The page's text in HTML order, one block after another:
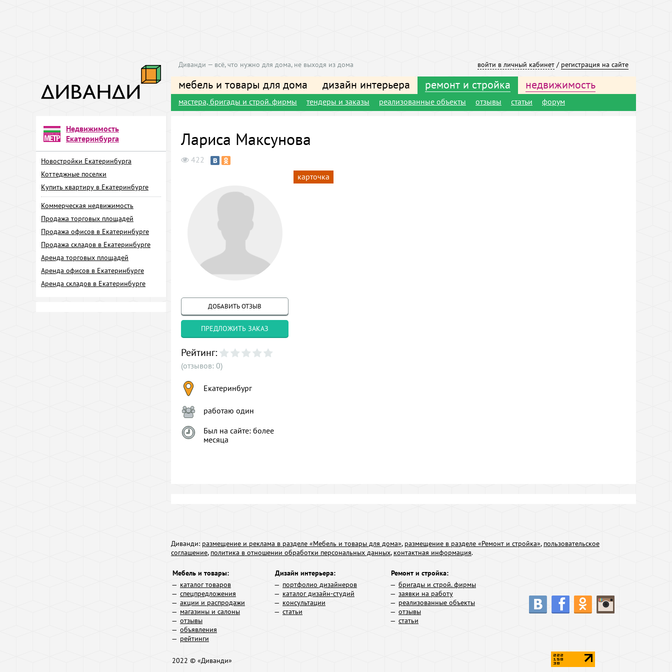
войти в личный кабинет / регистрация на сайте
Диванди — всё, что нужно для дома, не выходя из дома
мебель и товары для дома дизайн интерьера ремонт и стройка недвижимость
мастера, бригады и строй. фирмы тендеры и заказы реализованные объекты отзывы статьи форум
Недвижимость
Екатеринбурга
Новостройки Екатеринбурга
Коттеджные поселки
Купить квартиру в Екатеринбурге
Коммерческая недвижимость
Продажа торговых площадей
Продажа офисов в Екатеринбурге
Продажа складов в Екатеринбурге
Аренда торговых площадей
Аренда офисов в Екатеринбурге
Аренда складов в Екатеринбурге
Лариса Максунова
422
ДОБАВИТЬ ОТЗЫВ
ПРЕДЛОЖИТЬ ЗАКАЗ
Рейтинг:
(отзывов: 0)
Екатеринбург
работаю один
Был на сайте: более
месяца
карточка
Диванди: размещение и реклама в разделе «Мебель и товары для дома», размещение в разделе «Ремонт и стройка», пользовательское
соглашение, политика в отношении обработки персональных данных, контактная информация.
Мебель и товары:
каталог товаров
спецпредложения
акции и распродажи
магазины и салоны
отзывы
объявления
рейтинги
Дизайн интерьера:
портфолио дизайнеров
каталог дизайн-студий
консультации
статьи
Ремонт и стройка:
бригады и строй. фирмы
заявки на работу
реализованные объекты
отзывы
статьи
2022 © «Диванди»